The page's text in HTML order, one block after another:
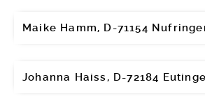
Maike Hamm, D-71154
Johanna Haiss, D-72184